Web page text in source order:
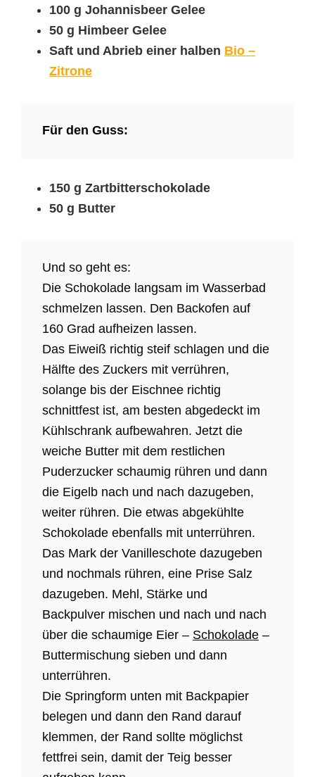
100 g Johannisbeer Gelee
50 g Himbeer Gelee
Saft und Abrieb einer halben Bio –
Zitrone
Für den Guss:
150 g Zartbitterschokolade
50 g Butter
Und so geht es:
Die Schokolade langsam im Wasserbad
schmelzen lassen. Den Backofen auf
160 Grad aufheizen lassen.
Das Eiweiß richtig steif schlagen und die
Hälfte des Zuckers mit verrühren,
solange bis der Eischnee richtig
schnittfest ist, am besten abgedeckt im
Kühlschrank aufbewahren. Jetzt die
weiche Butter mit dem restlichen
Puderzucker schaumig rühren und dann
die Eigelb nach und nach dazugeben,
weiter rühren. Die etwas abgekühlte
Schokolade ebenfalls mit unterrühren.
Das Mark der Vanilleschote dazugeben
und nochmals rühren, eine Prise Salz
dazugeben. Mehl, Stärke und
Backpulver mischen und nach und nach
über die schaumige Eier – Schokolade –
Buttermischung sieben und dann
unterrühren.
Die Springform unten mit Backpapier
belegen und dann den Rand darauf
klemmen, der Rand sollte möglichst
fettfrei sein, damit der Teig besser